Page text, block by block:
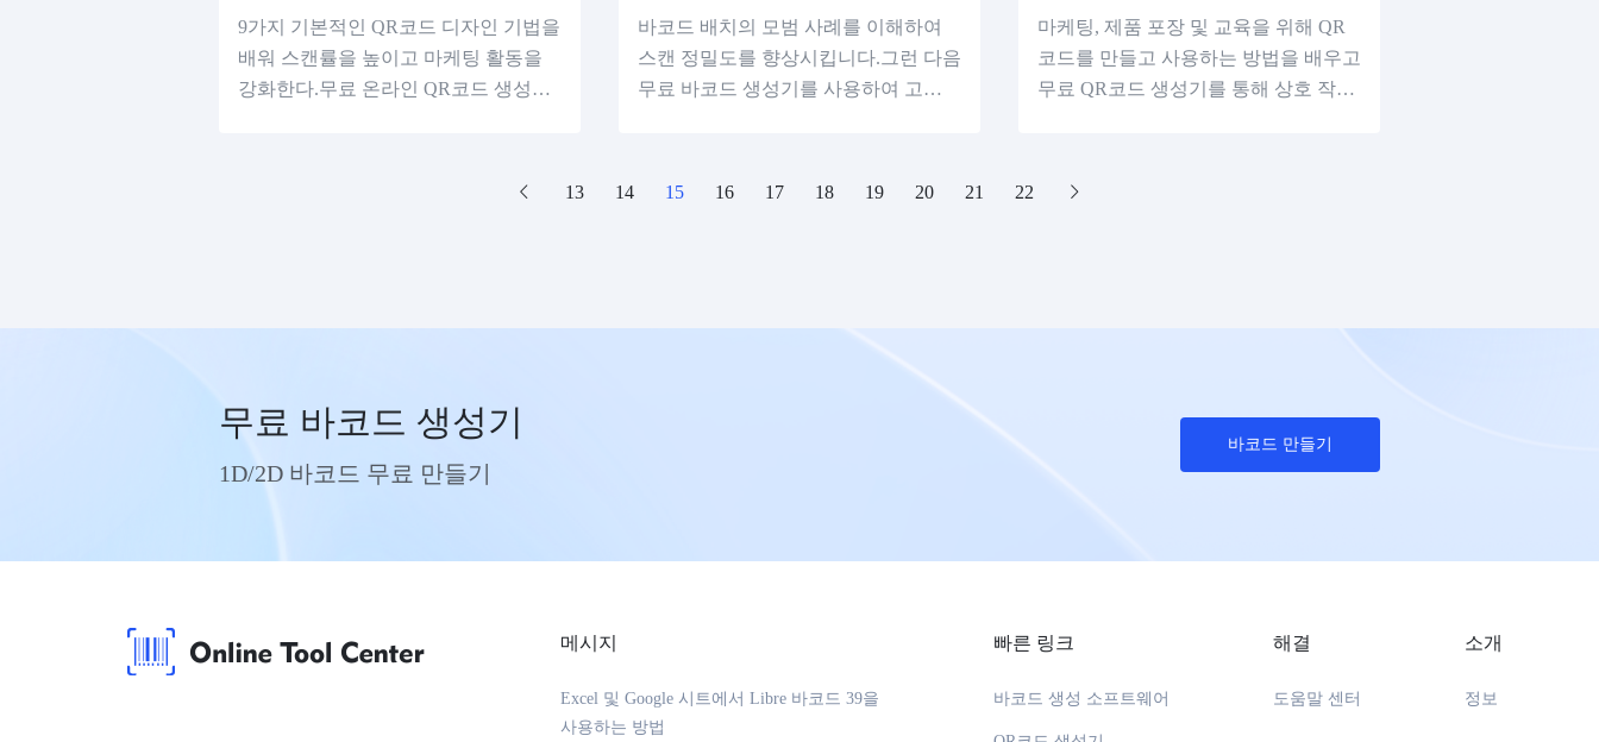
9가지 기본적인 QR코드 디자인 기법을
배워 스캔률을 높이고 마케팅 활동을
강화한다.무료 온라인 QR코드 생성기
바코드 배치의 모범 사례를 이해하여
스캔 정밀도를 향상시킵니다.그런 다음
무료 바코드 생성기를 사용하여 고품질
마케팅, 제품 포장 및 교육을 위해 QR
코드를 만들고 사용하는 방법을 배우고
무료 QR코드 생성기를 통해 상호 작용
13 14 15 16 17 18 19 20 21 22
무료 바코드 생성기
1D/2D 바코드 무료 만들기
바코드 만들기
메시지
Excel 및 Google 시트에서 Libre 바코드 39을
사용하는 방법
빠른 링크
바코드 생성 소프트웨어
해결
도움말 센터
소개
정보